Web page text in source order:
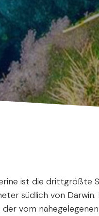
ist die drittgrößte
südlich von
der vom